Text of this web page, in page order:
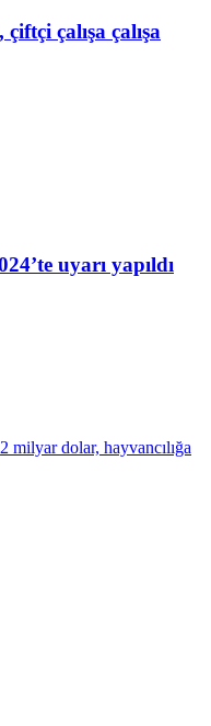
çalışa çalışa
uyarı yapıldı
milyar dolar, hayvancılığa